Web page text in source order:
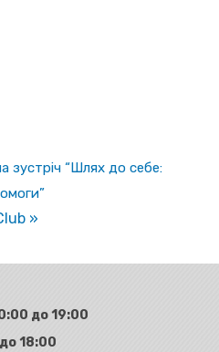
зустріч “Шлях до себе:
»
до 19:00
18:00